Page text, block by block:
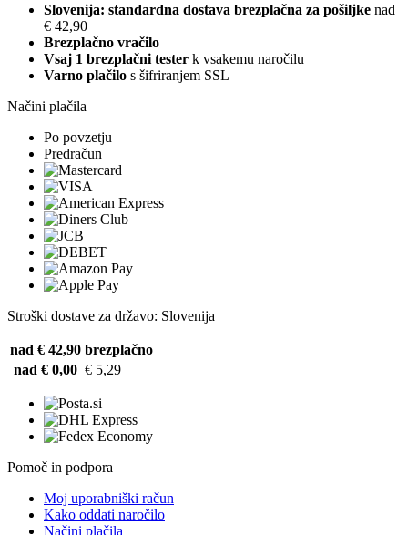
Slovenija: standardna dostava brezplačna za pošiljke nad
€ 42,90
Brezplačno vračilo
Vsaj 1 brezplačni tester k vsakemu naročilu
Varno plačilo s šifriranjem SSL
Načini plačila
Po povzetju
Predračun
Stroški dostave za državo: Slovenija
nad € 42,90 brezplačno
nad € 0,00 € 5,29
Pomoč in podpora
Moj uporabniški račun
Kako oddati naročilo
Načini plačila